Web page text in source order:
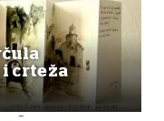
crteža